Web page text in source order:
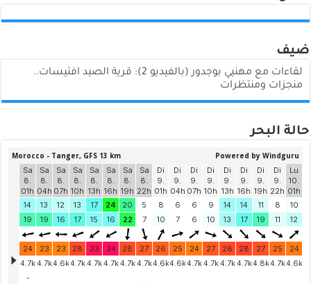
ضيف
لقاءات مع مهنيي بوجدور (بالفيديو 2): قرية الصيد افتيسات..
منجزات ومنتظرات
حالة البحر